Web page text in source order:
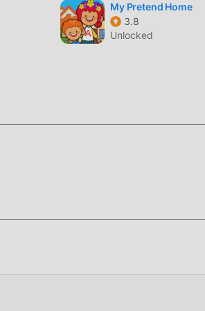
çok sayıda educational hayranını
Game Kids Learning 6.7 güncellenmiş
duyusal deneyimini geliştirir ve
yeteneklerini/becerilerini biriktirmek için
ancak aynı zamanda birikim
bu durumu yeniden yazdı. Burada,
My Pretend Home
3.8
Unlocked